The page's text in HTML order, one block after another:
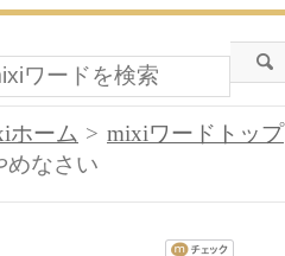
ホーム
mixiワードトップ
めなさい